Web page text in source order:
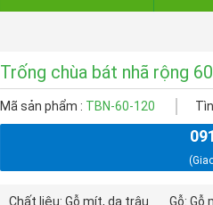
Trống chùa bát nhã rộng
Mã sản phẩm : TBN-60-120
Chất liệu: Gỗ mít, da trâu Gỗ: Gỗ